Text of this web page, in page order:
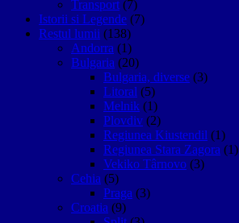
Transport (7)
Istorii si Legende (7)
Restul lumii (138)
Andorra (1)
Bulgaria (20)
Bulgaria, diverse (3)
Litoral (5)
Melnik (1)
Plovdiv (2)
Regiunea Kiustendil (1)
Regiunea Stara Zagora (1)
Vekiko Târnovo (3)
Cehia (5)
Praga (3)
Croatia (9)